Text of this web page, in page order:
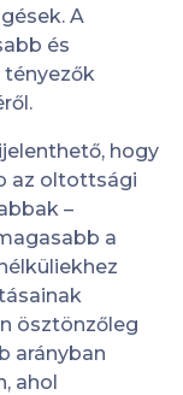
A
és
hogy
az oltottsági
–
a
ösztönzőleg
arányban
ahol